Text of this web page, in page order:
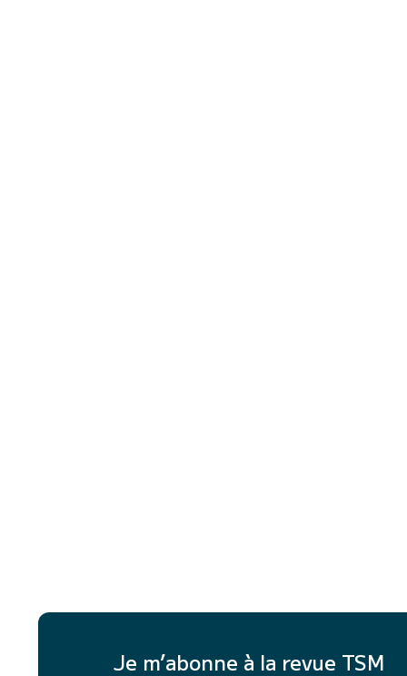
Je m’abonne à la revue TSM